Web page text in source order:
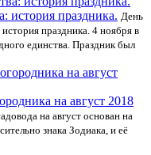
история праздника. День
праздника. 4 ноября в
единства. Праздник был
на август 2018
на август основан на
знака Зодиака, и её